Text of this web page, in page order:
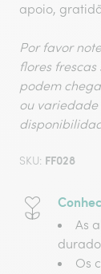
apoio,
Por favor
flores
podem
ou
SKU: FF028
As
Os